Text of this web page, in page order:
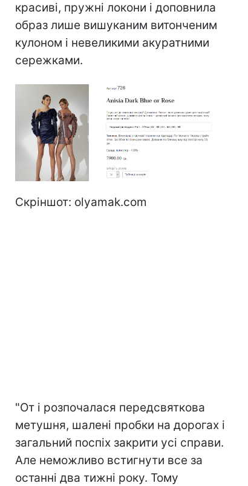
красиві, пружні локони і доповнила
образ лише вишуканим витонченим
кулоном і невеликими акуратними
сережками.
Скріншот: olyamak.com
"От і розпочалася передсвяткова
метушня, шалені пробки на дорогах і
загальний поспіх закрити усі справи.
Але неможливо встигнути все за
останні два тижні року. Тому